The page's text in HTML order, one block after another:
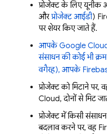
प्रोजेक्ट के लिए यूनीक
औरप्रोजेक्ट आईडी)
पर शेयर किए जाते हैं.
आपकेGoogle
संसाधन की कोई भी
वगैरह), आपके Firebase
प्रोजेक्ट को मिटाने
Cloud, दोनों से मिट
प्रोजेक्ट में किसी
बदलाव करने पर, वह